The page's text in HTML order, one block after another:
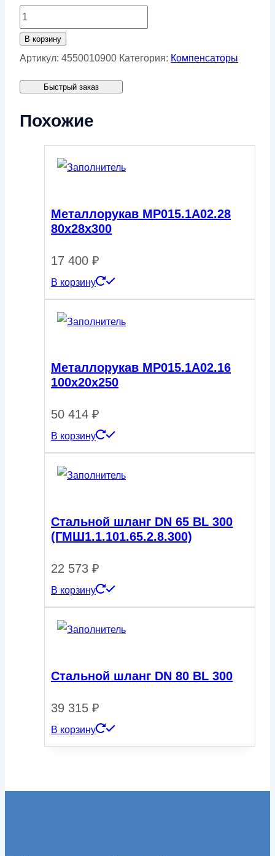
Количество
товара
Трубопровод
ГМШ1.1.101.2.100.2.250
В корзину
Артикул: 4550010900 Категория: Компенсаторы
Быстрый заказ
Похожие
Металлорукав МР015.1А02.28
80х28х300
17 400 ₽
В корзину
Металлорукав МР015.1А02.16
100х20х250
50 414 ₽
В корзину
Стальной шланг DN 65 ВL 300
(ГМШ1.1.101.65.2.8.300)
22 573 ₽
В корзину
Стальной шланг DN 80 ВL 300
39 315 ₽
В корзину